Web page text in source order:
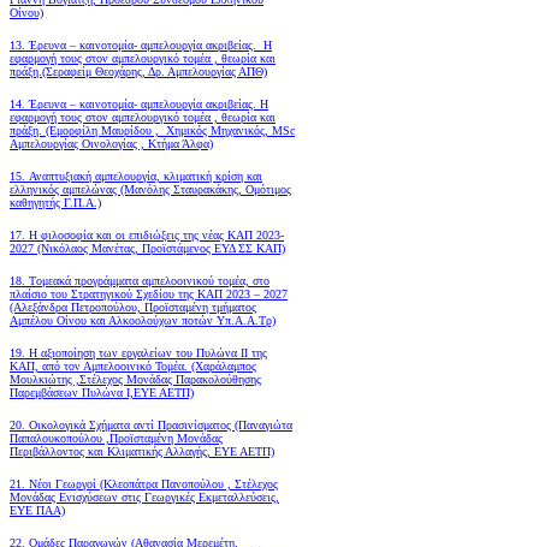
Οίνου)
13. Έρευνα – καινοτομία- αμπελουργία ακριβείας. Η
εφαρμογή τους στον αμπελουργικό τομέα , θεωρία και
πράξη.(Σεραφείμ Θεοχάρης, Δρ. Αμπελουργίας ΑΠΘ)
14. Έρευνα – καινοτομία- αμπελουργία ακριβείας. Η
εφαρμογή τους στον αμπελουργικό τομέα , θεωρία και
πράξη. (Εμορφίλη Μαυρίδου , Χημικός Μηχανικός, MSc
Αμπελουργίας Οινολογίας , Κτήμα Άλφα)
15. Αναπτυξιακή αμπελουργία, κλιματική κρίση και
ελληνικός αμπελώνας (Μανόλης Σταυρακάκης, Ομότιμος
καθηγητής Γ.Π.Α.)
17. Η φιλοσοφία και οι επιδιώξεις της νέας ΚΑΠ 2023-
2027 (Νικόλαος Μανέτας, Προϊστάμενος ΕΥΔ ΣΣ ΚΑΠ)
18. Tομεακά προγράμματα αμπελοοινικού τομέα, στο
πλαίσιο του Στρατηγικού Σχεδίου της ΚΑΠ 2023 – 2027
(Αλεξάνδρα Πετροπούλου, Προϊσταμένη τμήματος
Αμπέλου Οίνου και Αλκοολούχων ποτών Υπ.Α.Α.Τρ)
19. Η αξιοποίηση των εργαλείων του Πυλώνα ΙΙ της
ΚΑΠ, από τον Αμπελοοινικό Τομέα. (Χαράλαμπος
Μουλκιώτης ,Στέλεχος Μονάδας Παρακολούθησης
Παρεμβάσεων Πυλώνα Ι,ΕΥΕ ΑΕΤΠ)
20. Οικολογικά Σχήματα αντί Πρασινίσματος (Παναγιώτα
Παπαλουκοπούλου ,Προϊσταμένη Μονάδας
Περιβάλλοντος και Κλιματικής Αλλαγής, ΕΥΕ ΑΕΤΠ)
21. Νέοι Γεωργοί (Κλεοπάτρα Πανοπούλου , Στέλεχος
Μονάδας Ενισχύσεων στις Γεωργικές Εκμεταλλεύσεις,
ΕΥΕ ΠΑΑ)
22. Ομάδες Παραγωγών (Αθανασία Μερεμέτη,